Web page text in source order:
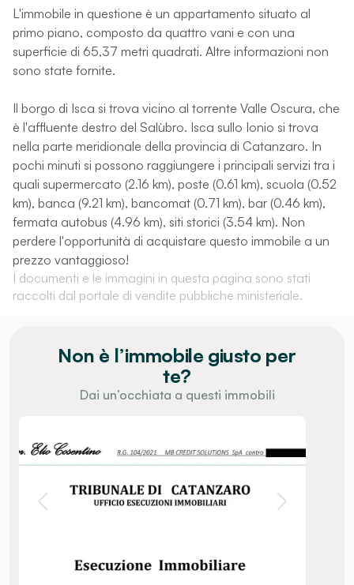
L'immobile in questione è un appartamento situato al
primo piano, composto da quattro vani e con una
superficie di 65,37 metri quadrati. Altre informazioni non
sono state fornite.
Il borgo di Isca si trova vicino al torrente Valle Oscura, che
è l'affluente destro del Salùbro. Isca sullo Ionio si trova
nella parte meridionale della provincia di Catanzaro. In
pochi minuti si possono raggiungere i principali servizi tra i
quali supermercato (2.16 km), poste (0.61 km), scuola (0.52
km), banca (9.21 km), bancomat (0.71 km), bar (0.46 km),
fermata autobus (4.96 km), siti storici (3.54 km). Non
perdere l'opportunità di acquistare questo immobile a un
prezzo vantaggioso!
I documenti e le immagini in questa pagina sono stati
raccolti dal portale di vendite pubbliche ministeriale.
Non è l’immobile giusto per
te?
Dai un’occhiata a questi immobili